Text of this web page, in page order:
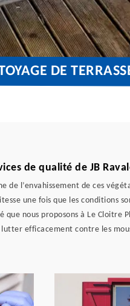
DE
de qualité de JB
de l’envahissement de ces
une fois que les conditions
que nous proposons à Le
efficacement contre les